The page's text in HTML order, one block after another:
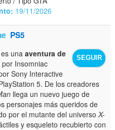
19/11/2026
PS5
SEGUIR
es unaaventura de
Insomniac
Sony Interactive
5. De los creadores
llega un nuevo juego de
personajes más queridos de
por el mutante del universoX-
y esqueleto recubierto con